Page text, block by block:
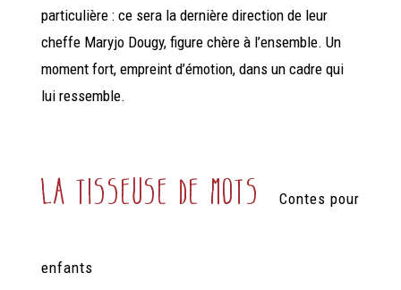
particulière : ce sera la dernière direction de leur
cheffe Maryjo Dougy, figure chère à l’ensemble. Un
moment fort, empreint d’émotion, dans un cadre qui
lui ressemble.
la tisseuse de mots Contes pour
enfants